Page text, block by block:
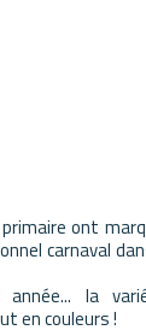
Orientation
Association
ont
carnaval
la
en couleurs !